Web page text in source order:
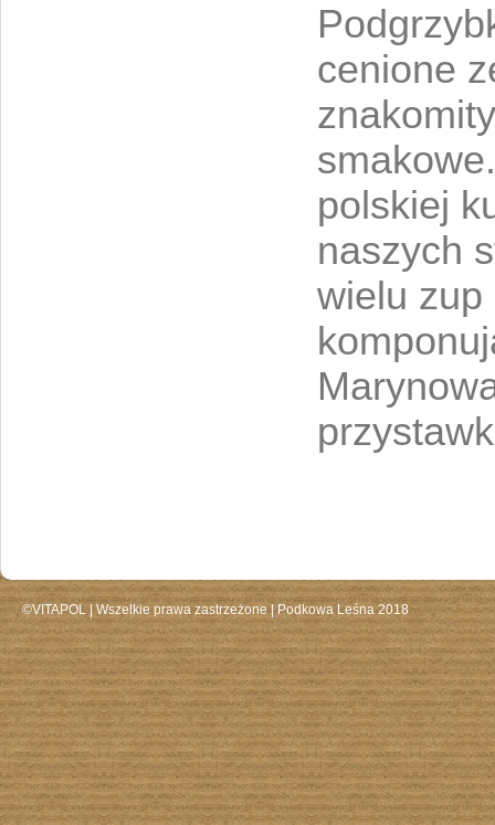
cenione
polskiej
naszych
wielu zup
©VITAPOL | Wszelkie prawa zastrzeżone | Podkowa Leśna 2018